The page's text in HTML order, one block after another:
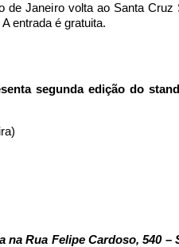
de Janeiro volta ao Santa
entrada é gratuita.
segunda edição do
na Rua Felipe Cardoso, 540 –